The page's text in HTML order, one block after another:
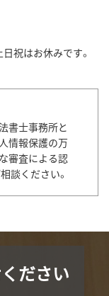
ち、安全に管理する
止するため、必要
す。
利用停止・消去な
情報相談窓口を設
正な管理を実施す
祝はお休みです。
書士事務所と
情報保護の万
審査による認
談ください。
ださい